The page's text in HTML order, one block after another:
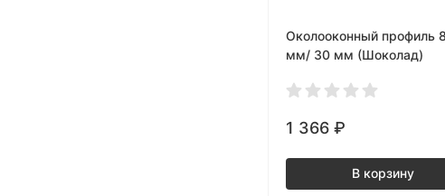
Околооконный профиль
мм/ 30 мм (Шоколад)
1 366 ₽
В корзину